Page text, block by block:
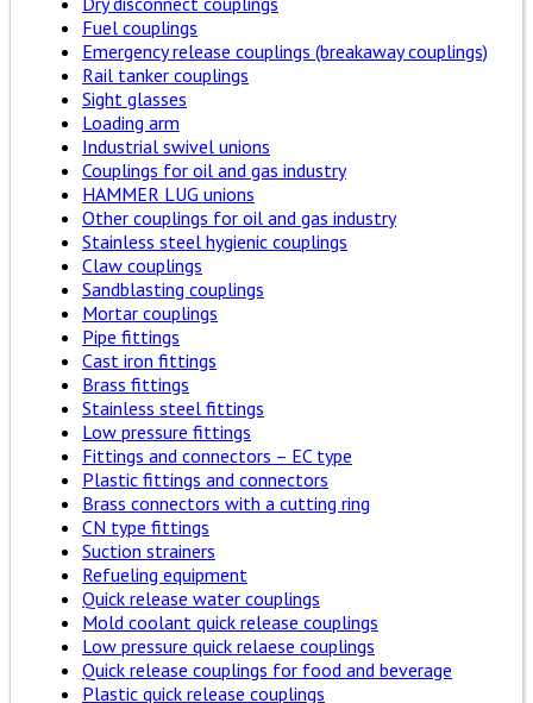
Fuel couplings
Emergency release couplings (breakaway couplings)
Rail tanker couplings
Sight glasses
Loading arm
Industrial swivel unions
Couplings for oil and gas industry
HAMMER LUG unions
Other couplings for oil and gas industry
Stainless steel hygienic couplings
Claw couplings
Sandblasting couplings
Mortar couplings
Pipe fittings
Cast iron fittings
Brass fittings
Stainless steel fittings
Low pressure fittings
Fittings and connectors – EC type
Plastic fittings and connectors
Brass connectors with a cutting ring
CN type fittings
Suction strainers
Refueling equipment
Quick release water couplings
Mold coolant quick release couplings
Low pressure quick relaese couplings
Quick release couplings for food and beverage
Plastic quick release couplings